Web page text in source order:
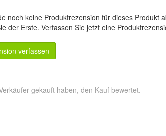
noch keine Produktrezension für dieses Produkt
der Erste. Verfassen Sie jetzt eine
verfassen
gekauft haben, den Kauf bewertet.